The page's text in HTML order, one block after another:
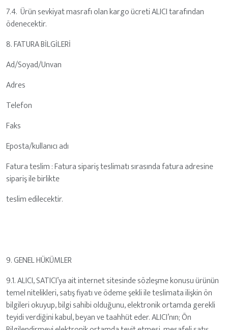
7.4. Ürün sevkiyat masrafı olan kargo ücreti ALICI tarafından
ödenecektir.
8. FATURA BİLGİLERİ
Ad/Soyad/Unvan
Adres
Telefon
Faks
Eposta/kullanıcı adı
Fatura teslim : Fatura sipariş teslimatı sırasında fatura adresine
sipariş ile birlikte
teslim edilecektir.
9. GENEL HÜKÜMLER
9.1. ALICI, SATICI’ya ait internet sitesinde sözleşme konusu ürünün
temel nitelikleri, satış fiyatı ve ödeme şekli ile teslimata ilişkin ön
bilgileri okuyup, bilgi sahibi olduğunu, elektronik ortamda gerekli
teyidi verdiğini kabul, beyan ve taahhüt eder. ALICI’nın; Ön